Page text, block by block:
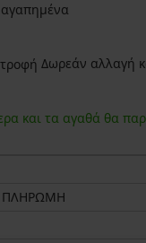
Δωρεάν αλλαγή
και τα αγαθά θα
ΠΛΗΡΩΜΗ